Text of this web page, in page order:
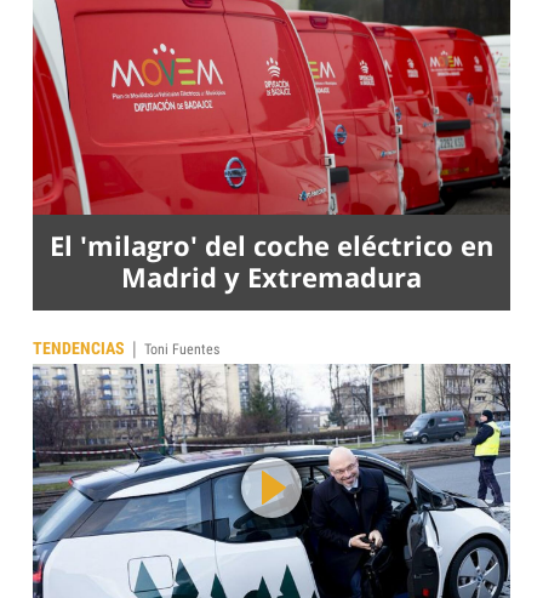
El 'milagro' del coche eléctrico en
Madrid y Extremadura
TENDENCIAS | Toni Fuentes